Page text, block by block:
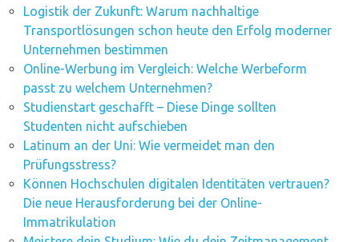
Logistik der Zukunft: Warum nachhaltige
Transportlösungen schon heute den Erfolg moderner
Unternehmen bestimmen
Online-Werbung im Vergleich: Welche Werbeform
passt zu welchem Unternehmen?
Studienstart geschafft – Diese Dinge sollten
Studenten nicht aufschieben
Latinum an der Uni: Wie vermeidet man den
Prüfungsstress?
Können Hochschulen digitalen Identitäten vertrauen?
Die neue Herausforderung bei der Online-
Immatrikulation